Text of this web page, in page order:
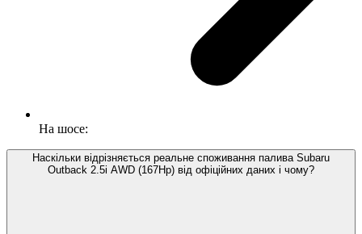
На шосе:
Наскільки відрізняється реальне споживання палива Subaru
Outback 2.5i AWD (167Hp) від офіційних даних і чому?